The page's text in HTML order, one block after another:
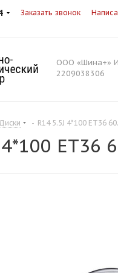
Заказать звонок
ООО «Шина+»
2209038306
Диски - R14 5.5J 4*100 ET36
ET36